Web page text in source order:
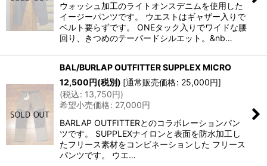
ウォッシュ加工のライトオンスデニムを使用した
イージーパンツです。 ウエストはギャザー入りで
ベルト要らずです。 ONEタック入りでワイドな腰
回り、きつめのテーパードシルエット。&nb…
BAL/BURLAP OUTFITTER SUPPLEX MICRO
12,500円(税別) [通常販売価格: 25,000円]
(税込: 13,750円)
希望小売価格: 27,000円
BARLAP OUTFITTERとのコラボレーションパン
ツです。 SUPPLEXナイロンと表面を防水加工し
たフリース素材をコンビネーションした フリース
パンツです。 ウエ…